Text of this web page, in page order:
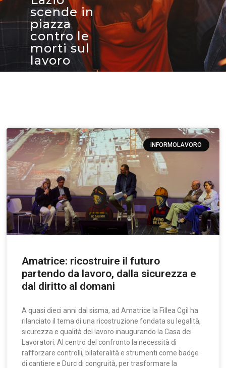
scende in
piazza
contro le
morti sul
lavoro
INFORMOLAVORO
Amatrice: ricostruire il futuro
partendo da lavoro, dalla sicurezza e
dal diritto al domani
A quasi dieci anni dal sisma, ad Amatrice la Fillea Cgil ha
rilanciato il tema di una ricostruzione fondata su legalità,
sicurezza e qualità del lavoro inaugurando la Casa dei
Lavoratori. Al centro del confronto la necessità di
rafforzare controlli, bilateralità e strumenti come badge
di cantiere e Durc di congruità, per trasformare la